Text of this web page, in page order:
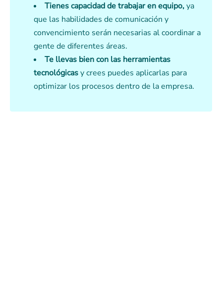
Tienes capacidad de trabajar en equipo,ya
que las habilidades de comunicación y
convencimiento serán necesarias al coordinar a
gente de diferentes áreas.
Te llevas bien con las herramientas
tecnológicasy crees puedes aplicarlas para
optimizar los procesos dentro de la empresa.